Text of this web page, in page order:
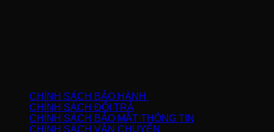
CHÍNH SÁCH BẢO HÀNH
CHÍNH SÁCH ĐỔI TRẢ
CHÍNH SÁCH BẢO MẬT THÔNG TIN
CHÍNH SÁCH VẬN CHUYỂN